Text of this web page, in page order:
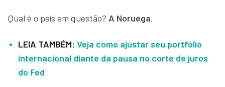
Qual é o país em questão? A Noruega.
LEIA TAMBÉM: Veja como ajustar seu portfólio
internacional diante da pausa no corte de juros
do Fed